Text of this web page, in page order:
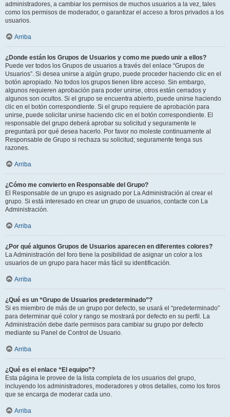
administradores, a cambiar los permisos de muchos usuarios a la vez, tales
como los permisos de moderador, o garantizar el acceso a foros privados a los
usuarios.
Arriba
¿Donde están los Grupos de Usuarios y como me puedo unir a ellos?
Puede ver todos los Grupos de usuarios a través del enlace “Grupos de
Usuarios”. Si desea unirse a algún grupo, puede proceder haciendo clic en el
botón apropiado. No todos los grupos tienen libre acceso. Sin embargo,
algunos requieren aprobación para poder unirse, otros están cerrados y
algunos son ocultos. Si el grupo se encuentra abierto, puede unirse haciendo
clic en el botón correspondiente. Si el grupo requiere de aprobación para
unirse, puede solicitar unirse haciendo clic en el botón correspondiente. El
responsable del grupo deberá aprobar su solicitud y seguramente le
preguntará por qué desea hacerlo. Por favor no moleste continuamente al
Responsable de Grupo si rechaza su solicitud; seguramente tenga sus
razones.
Arriba
¿Cómo me convierto en Responsable del Grupo?
El Responsable de un grupo es asignado por La Administración al crear el
grupo. Si está interesado en crear un grupo de usuarios, contacte con La
Administración.
Arriba
¿Por qué algunos Grupos de Usuarios aparecen en diferentes colores?
La Administración del foro tiene la posibilidad de asignar un color a los
usuarios de un grupo para hacer más fácil su identificación.
Arriba
¿Qué es un “Grupo de Usuarios predeterminado”?
Si es miembro de más de un grupo por defecto, se usará el “predeterminado”
para determinar qué color y rango se mostrará por defecto en su perfil. La
Administración debe darle permisos para cambiar su grupo por defecto
mediante su Panel de Control de Usuario.
Arriba
¿Qué es el enlace “El equipo”?
Esta página le provee de la lista completa de los usuarios del grupo,
incluyendo los administradores, moderadores y otros detalles, como los foros
que se encarga de moderar cada uno.
Arriba